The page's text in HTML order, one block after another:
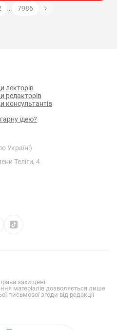
… 7986
лекторів
редакторів
консультантів
ідею?
Україні)
Теліги, 4
захищені
матеріалів дозволяється лише
письмової згоди від редакції